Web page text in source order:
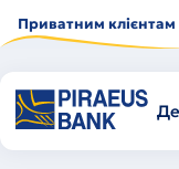
основного
Приватним клієнтам